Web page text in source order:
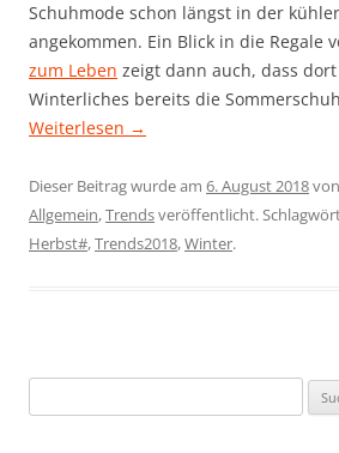
Schuhmode schon längst in der
angekommen. Ein Blick in die Regale
zum Leben zeigt dann auch, dass
Winterliches bereits die
Weiterlesen →
Dieser Beitrag wurde am 6. August 2018von
Allgemein,Trendsveröffentlicht.
Herbst#,Trends2018,Winter.
nach: